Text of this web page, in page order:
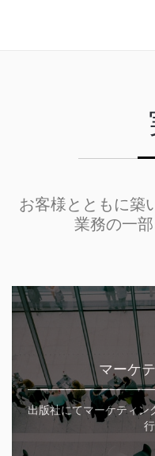
お客様とともに築
業務の一部
マーケ
出版社にてマーケティン